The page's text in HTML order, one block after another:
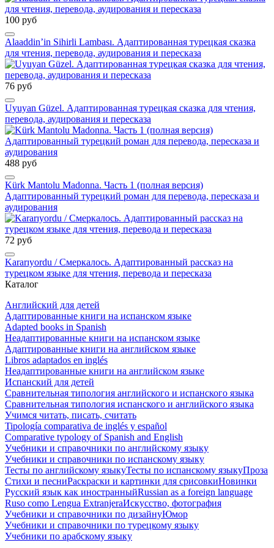
100 руб
Alaaddin’in Sihirli Lambası. Адаптированная турецкая сказка
для чтения, перевода, аудирования и пересказа
76 руб
Uyuyan Güzel. Адаптированная турецкая сказка для чтения,
перевода, аудирования и пересказа
488 руб
Kürk Mantolu Madonna. Часть 1 (полная версия)
Адаптированный турецкий роман для перевода, пересказа и
аудирования
72 руб
Kararıyordu / Смеркалось. Адаптированный рассказ на
турецком языке для чтения, перевода и пересказа
Каталог
Английский для детей
Адаптированные книги на испанском языке
Adapted books in Spanish
Неадаптированные книги на испанском языке
Адаптированные книги на английском языке
Libros adaptados en inglés
Неадаптированные книги на английском языке
Испанский для детей
Сравнительная типология английского и испанского языка
Сравнительная типология испанского и английского языка
Учимся читать, писать, считать
Tipología comparativa de inglés y español
Comparative typology of Spanish and English
Учебники и справочники по английскому языку
Учебники и справочники по испанскому языку
Тесты по английскому языкуТесты по испанскому языкуПроза
Стихи и песниРаскраски и картинки для срисовкиНовинки
Русский язык как иностранныйRussian as a foreign language
Ruso como Lengua ExtranjeraИскусство, фотография
Учебники и справочники по дизайнуЮмор
Учебники и справочники по турецкому языку
Учебники по арабскому языку